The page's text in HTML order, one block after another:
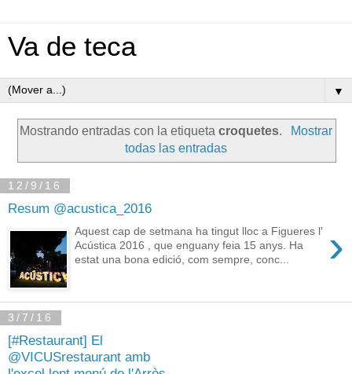
Va de teca
▼
Mostrando entradas con la etiquetacroquetes.
Mostrar
todas las entradas
12/9/16
Resum @acustica_2016
›
Aquest cap de setmana ha tingut lloc a Figueres l'
Acústica 2016 , que enguany feia 15 anys. Ha
estat una bona edició, com sempre, conc...
3/7/16
[#Restaurant] El
@VICUSrestaurant amb